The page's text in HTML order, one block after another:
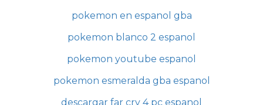
pokemon en espanol gba
pokemon blanco 2 espanol
pokemon youtube espanol
pokemon esmeralda gba espanol
descargar far cry 4 pc espanol